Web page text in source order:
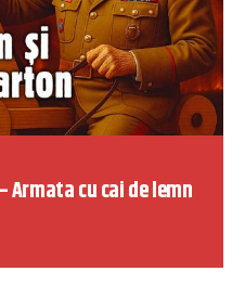
– Armata cu cai de lemn